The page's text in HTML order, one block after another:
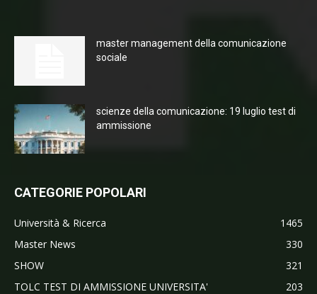
master management della comunicazione
sociale
scienze della comunicazione: 19 luglio test di
ammissione
CATEGORIE POPOLARI
Università & Ricerca
1465
Master News
330
SHOW
321
TOLC TEST DI AMMISSIONE UNIVERSITA'
203